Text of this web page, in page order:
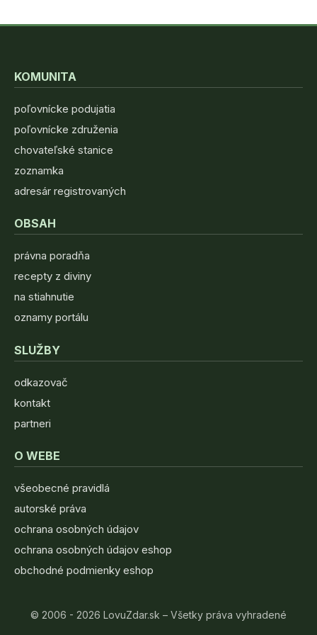
KOMUNITA
poľovnícke podujatia
poľovnícke združenia
chovateľské stanice
zoznamka
adresár registrovaných
OBSAH
právna poradňa
recepty z diviny
na stiahnutie
oznamy portálu
SLUŽBY
odkazovač
kontakt
partneri
O WEBE
všeobecné pravidlá
autorské práva
ochrana osobných údajov
ochrana osobných údajov eshop
obchodné podmienky eshop
© 2006 - 2026 LovuZdar.sk – Všetky práva vyhradené